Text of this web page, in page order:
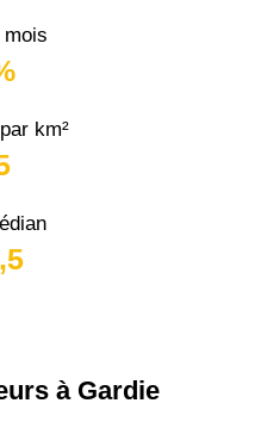
mois
km²
à Gardie